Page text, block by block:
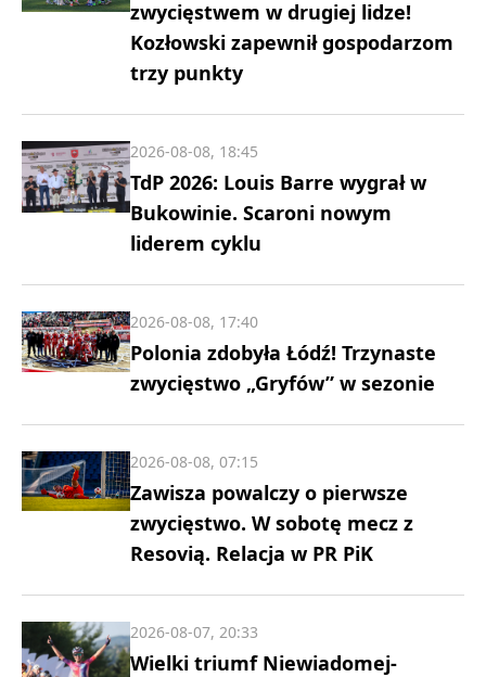
zwycięstwem w drugiej lidze!
Kozłowski zapewnił gospodarzom
trzy punkty
TdP 2026: Louis Barre wygrał w
Bukowinie. Scaroni nowym
liderem cyklu
2026-08-08, 18:45
Polonia zdobyła Łódź! Trzynaste
zwycięstwo „Gryfów” w sezonie
2026-08-08, 17:40
Zawisza powalczy o pierwsze
zwycięstwo. W sobotę mecz z
Resovią. Relacja w PR PiK
2026-08-08, 07:15
Wielki triumf Niewiadomej-
2026-08-07, 20:33